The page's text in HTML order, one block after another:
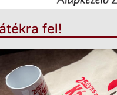
fel!